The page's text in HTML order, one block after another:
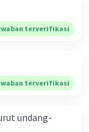
terverifikasi
terverifikasi
undang-